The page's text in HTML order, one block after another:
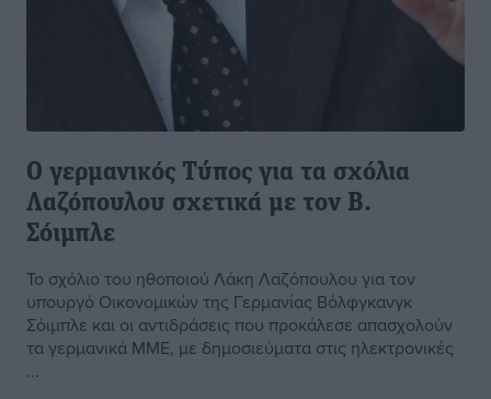
Ο γερμανικός Τύπος για τα σχόλια
Λαζόπουλου σχετικά με τον Β.
Σόιμπλε
Το σχόλιο του ηθοποιού Λάκη Λαζόπουλου για τον
υπουργό Οικονομικών της Γερμανίας Βόλφγκανγκ
Σόιμπλε και οι αντιδράσεις που προκάλεσε απασχολούν
τα γερμανικά ΜΜΕ, με δημοσιεύματα στις ηλεκτρονικές
...